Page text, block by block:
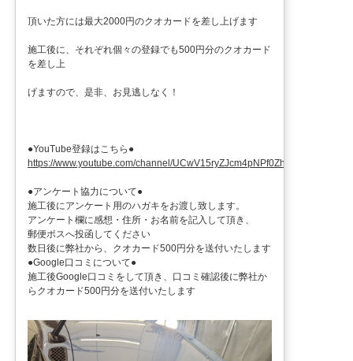
頂いた方には最大2000円のクオカードを差し上げます
施工後に、それぞれ個々の登録でも500円分のクオカード
を差し上
げますので、是非、お見逃しなく！
●YouTube登録はこちら●
https://www.youtube.com/channel/UCwV15ryZJcm4pNPf0ZhXu9g
●アンケート協力について●
施工後にアンケート用のハガキをお渡し致します。
アンケート欄に感想・住所・お名前を記入して頂き、
郵便ポスへ投函してください
数日後に弊社から、クオカード500円分を送付いたします
●Google口コミについて●
施工後Google口コミをして頂き、口コミ確認後に弊社か
らクオカード500円分を送付いたします